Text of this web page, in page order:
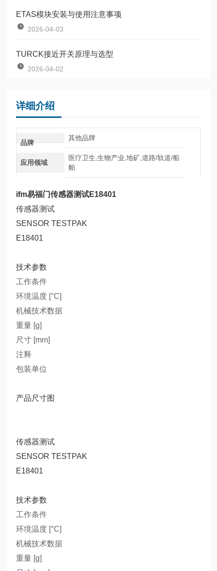
ETAS模块安装与使用注意事项
2026-04-03
TURCK接近开关原理与选型
2026-04-02
详细介绍
品牌
其他品牌
应用领域
医疗卫生,生物产业,地矿,道路/轨道/船
舶
ifm易福门传感器测试E18401
传感器测试
SENSOR TESTPAK
E18401
技术参数
工作条件
环境温度 [°C]
机械技术数据
重量 [g]
尺寸 [mm]
注释
包装单位
产品尺寸图
传感器测试
SENSOR TESTPAK
E18401
技术参数
工作条件
环境温度 [°C]
机械技术数据
重量 [g]